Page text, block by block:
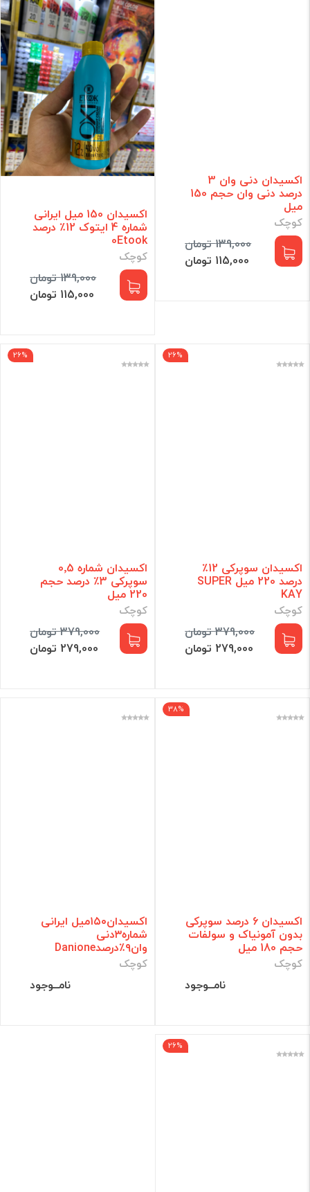
اکسیدان دنی وان 3
درصد دنی وان حجم 150
میل
کوچک
139,000 تومان
115,000 تومان
اکسیدان 150 میل ایرانی
شماره 4 ایتوک 12٪ درصد
0Etook
کوچک
139,000 تومان
115,000 تومان
26%
اکسیدان سوپرکی 12٪
درصد 220 میل SUPER
KAY
کوچک
379,000 تومان
279,000 تومان
26%
اکسیدان شماره 0٬5
سوپرکی 3٪ درصد حجم
220 میل
کوچک
379,000 تومان
279,000 تومان
38%
اکسیدان 6 درصد سوپرکی
بدون آمونیاک و سولفات
حجم 180 میل
کوچک
نامــوجود
اکسیدان۱۵۰میل ایرانی
شماره۳دنی
وان۹٪درصدDanione
کوچک
نامــوجود
26%